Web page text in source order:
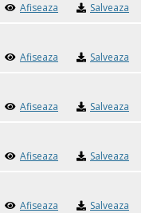
Afiseaza Salveaza
Afiseaza Salveaza
Afiseaza Salveaza
Afiseaza Salveaza
Afiseaza Salveaza